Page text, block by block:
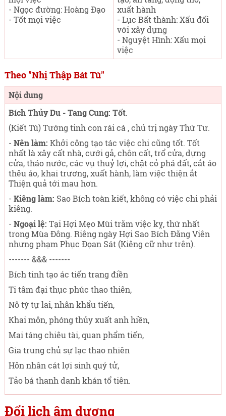
- Ngọc đường: Hoàng Đạo
- Tốt mọi việc
xuất hành
- Lục Bất thành: Xấu đối
với xây dựng
- Nguyệt Hình: Xấu mọi
việc
Theo "Nhị Thập Bát Tú"
Nội dung
Bích Thủy Du - Tang Cung: Tốt.
(Kiết Tú) Tướng tinh con rái cá , chủ trị ngày Thứ Tư.
- Nên làm: Khởi công tạo tác việc chi cũng tốt. Tốt
nhất là xây cất nhà, cưới gả, chôn cất, trổ cửa, dựng
cửa, tháo nước, các vụ thuỷ lợi, chặt cỏ phá đất, cắt áo
thêu áo, khai trương, xuất hành, làm việc thiện ắt
Thiện quả tới mau hơn.
- Kiêng làm: Sao Bích toàn kiết, không có việc chi phải
kiêng.
- Ngoại lệ: Tại Hợi Mẹo Mùi trăm việc kỵ, thứ nhất
trong Mùa Đông. Riêng ngày Hợi Sao Bích Đăng Viên
nhưng phạm Phục Đọan Sát (Kiêng cữ như trên).
------- &&& -------
Bích tinh tạo ác tiến trang điền
Ti tâm đại thục phúc thao thiên,
Nô tỳ tự lai, nhân khẩu tiến,
Khai môn, phóng thủy xuất anh hiền,
Mai táng chiêu tài, quan phẩm tiến,
Gia trung chủ sự lạc thao nhiên
Hôn nhân cát lợi sinh quý tử,
Tảo bá thanh danh khán tổ tiên.
Đổi lịch âm dương